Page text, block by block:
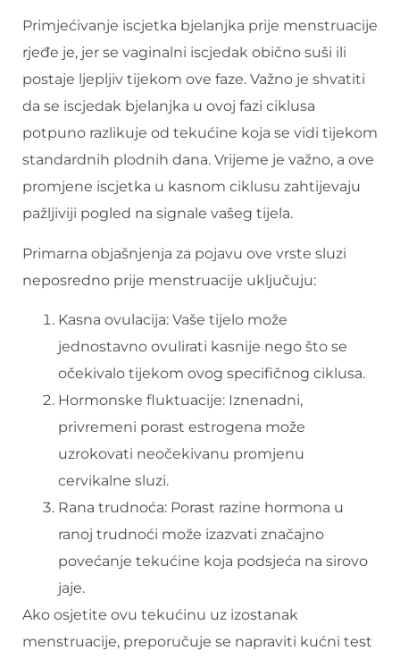
Primjećivanje iscjetka bjelanjka prije menstruacije
rjeđe je, jer se vaginalni iscjedak obično suši ili
postaje ljepljiv tijekom ove faze. Važno je shvatiti
da se iscjedak bjelanjka u ovoj fazi ciklusa
potpuno razlikuje od tekućine koja se vidi tijekom
standardnih plodnih dana. Vrijeme je važno, a ove
promjene iscjetka u kasnom ciklusu zahtijevaju
pažljiviji pogled na signale vašeg tijela.
Primarna objašnjenja za pojavu ove vrste sluzi
neposredno prije menstruacije uključuju:
Kasna ovulacija: Vaše tijelo može
jednostavno ovulirati kasnije nego što se
očekivalo tijekom ovog specifičnog ciklusa.
Hormonske fluktuacije: Iznenadni,
privremeni porast estrogena može
uzrokovati neočekivanu promjenu
cervikalne sluzi.
Rana trudnoća: Porast razine hormona u
ranoj trudnoći može izazvati značajno
povećanje tekućine koja podsjeća na sirovo
jaje.
Ako osjetite ovu tekućinu uz izostanak
menstruacije, preporučuje se napraviti kućni test